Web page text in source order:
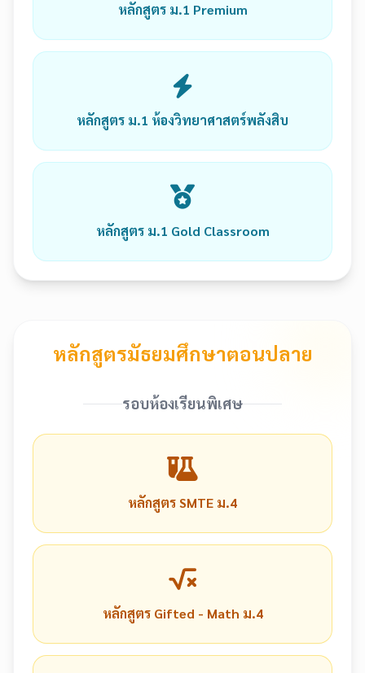
หลักสูตร ม.1 Premium
หลักสูตร ม.1 ห้องวิทยาศาสตร์พลังสิบ
หลักสูตร ม.1 Gold Classroom
หลักสูตรมัธยมศึกษาตอนปลาย
รอบห้องเรียนพิเศษ
หลักสูตร SMTE ม.4
หลักสูตร Gifted - Math ม.4